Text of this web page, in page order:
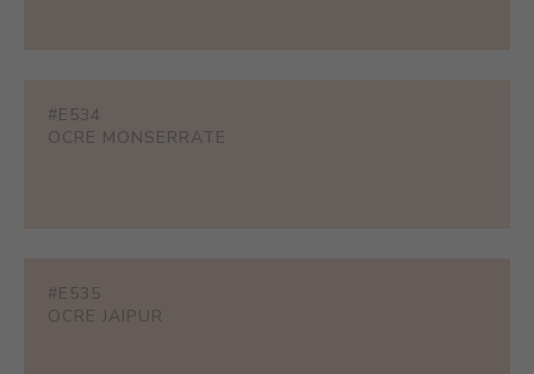
#E534
OCRE MONSERRATE
#E535
OCRE JAIPUR